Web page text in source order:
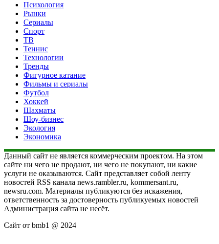
Психология
Рынки
Сериалы
Спорт
ТВ
Теннис
Технологии
Тренды
Фигурное катание
Фильмы и сериалы
Футбол
Хоккей
Шахматы
Шоу-бизнес
Экология
Экономика
Данный сайт не является коммерческим проектом. На этом
сайте ни чего не продают, ни чего не покупают, ни какие
услуги не оказываются. Сайт представляет собой ленту
новостей RSS канала news.rambler.ru, kommersant.ru,
newsru.com. Материалы публикуются без искажения,
ответственность за достоверность публикуемых новостей
Администрация сайта не несёт.
Сайт от bmb1 @ 2024